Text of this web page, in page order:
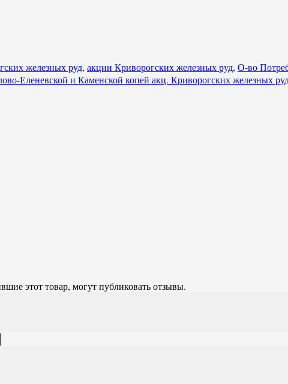
железных руд, акции Криворогских железных руд, О-во
Еленевской и Каменской копей акц. Криворогских железных
этот товар, могут публиковать отзывы.